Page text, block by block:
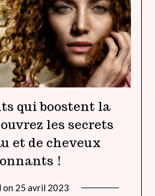
qui boostent la
les secrets
et de cheveux
!
on 25 avril 2023